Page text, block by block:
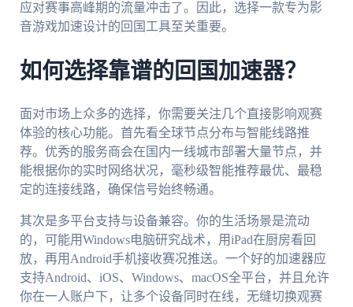
应对赛事高峰期的流量冲击了。因此，选择一款专为影
音游戏加速设计的回国工具至关重要。
如何选择靠谱的回国加速器？
面对市场上众多的选择，你需要关注几个直接影响观赛
体验的核心功能。首先看全球节点分布与智能线路推
荐。优秀的服务商会在国内一线城市部署大量节点，并
能根据你的实时网络状况，毫秒级智能推荐最优、最稳
定的连接线路，确保信号始终畅通。
其次是多平台支持与设备兼容。你的生活场景是流动
的，可能用Windows电脑研究战术，用iPad在厨房看回
放，再用Android手机接收赛况推送。一个好的加速器应
支持Android、iOS、Windows、macOS全平台，并且允许
你在一人账户下，让多个设备同时在线，无缝切换观赛